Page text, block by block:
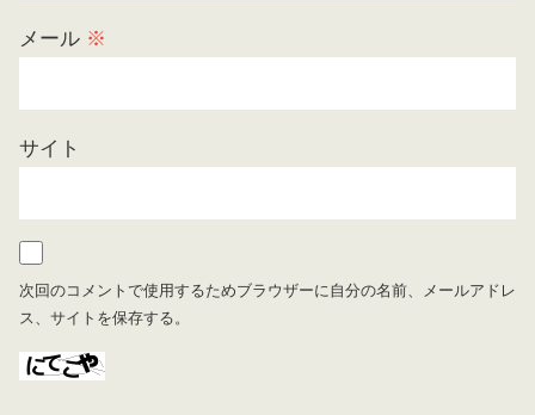
メール ※
サイト
次回のコメントで使用するためブラウザーに自分の名前、メールアドレ
ス、サイトを保存する。